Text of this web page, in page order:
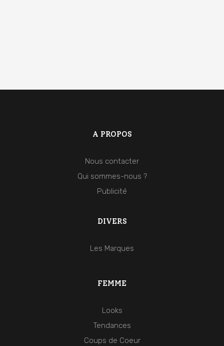
FEMME
Looks
Tendances
Coups de Coeur
A PROPOS
Nous contacter
Qui sommes-nous ?
Publicité
DIVERS
Les Marques